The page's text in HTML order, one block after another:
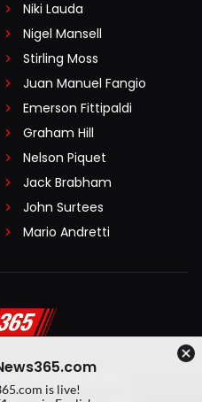
Niki Lauda
Nigel Mansell
Stirling Moss
Juan Manuel Fangio
Emerson Fittipaldi
Graham Hill
Nelson Piquet
Jack Brabham
John Surtees
Mario Andretti
voorwaarden
is live!